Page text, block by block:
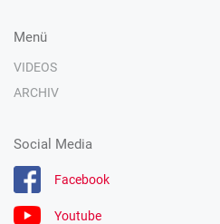
Menü
VIDEOS
ARCHIV
Social Media
Facebook
Youtube